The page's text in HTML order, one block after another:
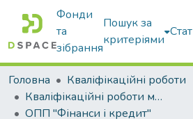
Фонди
та
зібрання
Пошук за
критеріями
Головна
Кваліфікаційні роботи
Кваліфікаційні роботи магістрів
ОПП "Фінанси і кредит"